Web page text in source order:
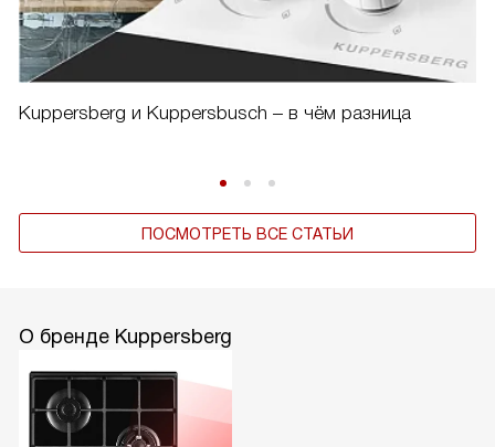
Kuppersberg и Kuppersbusch – в чём разница
ПОСМОТРЕТЬ ВСЕ СТАТЬИ
О бренде Kuppersberg